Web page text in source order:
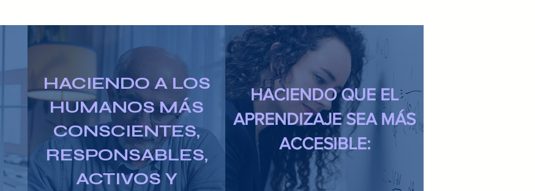
HACIENDO A LOS
HUMANOS MÁS
CONSCIENTES,
RESPONSABLES,
ACTIVOS Y
HACIENDO QUE EL
APRENDIZAJE SEA MÁS
ACCESIBLE: